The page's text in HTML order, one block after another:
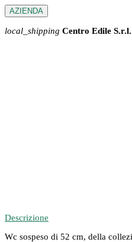
AZIENDA
local_shipping Centro Edile
Descrizione
Wc sospeso di 52 cm, della